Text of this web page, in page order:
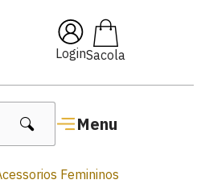
Login
Menu
Femininos
Femininos